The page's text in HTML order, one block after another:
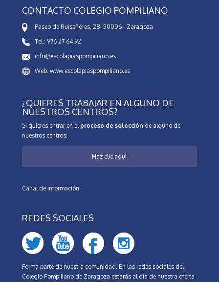
CONTACTO COLEGIO POMPILIANO
Paseo de Ruiseñores, 28. 50006 - Zaragoza
Tel.: 976 27 64 92
info@escolapiaspompiliano.es
Web: www.escolapiaspompiliano.es
¿QUIERES TRABAJAR EN ALGUNO DE
NUESTROS CENTROS?
Si quieres entrar en el proceso de selección de alguno de
nuestros centros:
Haz clic aquí
Canal de información
REDES SOCIALES
Forma parte de nuestra comunidad. En las redes sociales del
Colegio Pompiliano de Zaragoza estarás al día de nuestra oferta